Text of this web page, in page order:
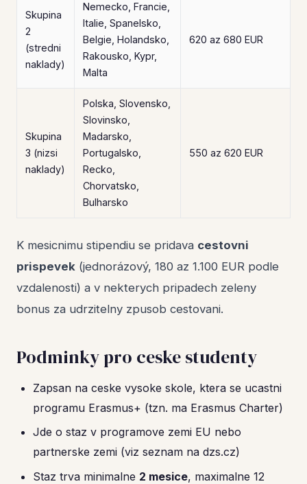
Skupina
2
(stredni
naklady)
Nemecko, Francie,
Italie, Spanelsko,
Belgie, Holandsko,
Rakousko, Kypr,
Malta
620 az 680 EUR
Skupina
3 (nizsi
naklady)
Polska, Slovensko,
Slovinsko,
Madarsko,
Portugalsko,
Recko,
Chorvatsko,
Bulharsko
550 az 620 EUR
K mesicnimu stipendiu se pridava cestovni
prispevek (jednorázový, 180 az 1.100 EUR podle
vzdalenosti) a v nekterych pripadech zeleny
bonus za udrzitelny zpusob cestovani.
Podminky pro ceske studenty
Zapsan na ceske vysoke skole, ktera se ucastni
programu Erasmus+ (tzn. ma Erasmus Charter)
Jde o staz v programove zemi EU nebo
partnerske zemi (viz seznam na dzs.cz)
Staz trva minimalne 2 mesice, maximalne 12